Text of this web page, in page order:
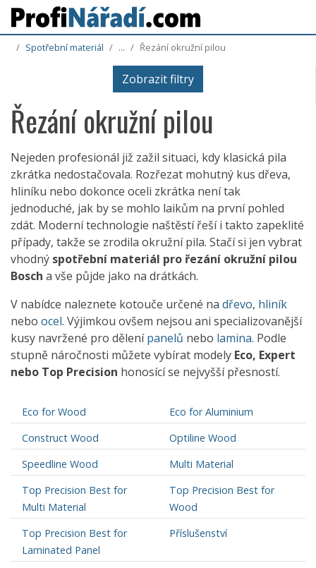
Spotřební materiál ... Řezání okružní pilou
Zobrazit filtry
Řezání okružní pilou
Nejeden profesionál již zažil situaci, kdy klasická pila
zkrátka nedostačovala. Rozřezat mohutný kus dřeva,
hliníku nebo dokonce oceli zkrátka není tak
jednoduché, jak by se mohlo laikům na první pohled
zdát. Moderní technologie naštěstí řeší i takto zapeklité
případy, takže se zrodila okružní pila. Stačí si jen vybrat
vhodný spotřební materiál pro řezání okružní pilou
Bosch a vše půjde jako na drátkách.
V nabídce naleznete kotouče určené na dřevo, hliník
nebo ocel. Výjimkou ovšem nejsou ani specializovanější
kusy navržené pro dělenípanelů nebo lamina. Podle
stupně náročnosti můžete vybírat modely Eco, Expert
nebo Top Precision honosící se nejvyšší přesností.
Eco for Wood
Eco for Aluminium
Construct Wood
Optiline Wood
Speedline Wood
Multi Material
Top Precision Best for
Multi Material
Top Precision Best for
Wood
Top Precision Best for
Laminated Panel
Příslušenství